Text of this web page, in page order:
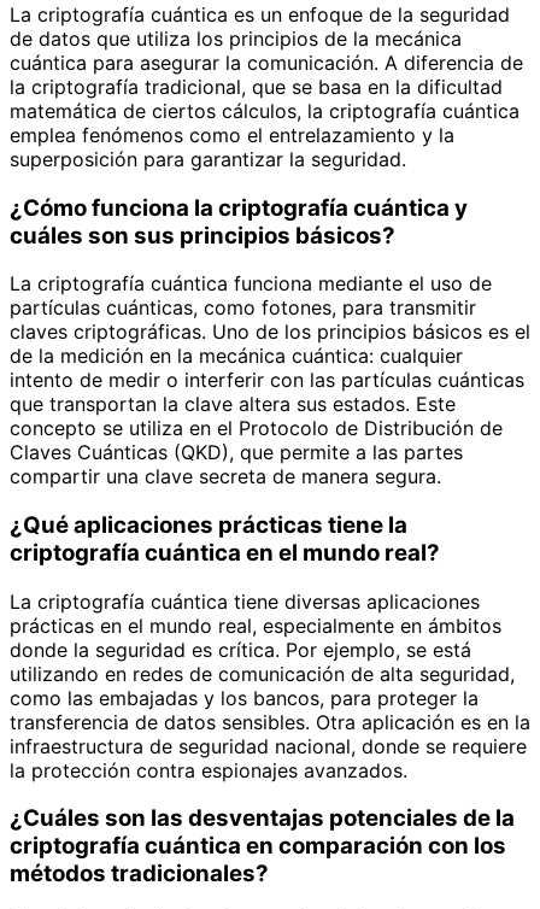
La criptografía cuántica es un enfoque de la seguridad
de datos que utiliza los principios de la mecánica
cuántica para asegurar la comunicación. A diferencia de
la criptografía tradicional, que se basa en la dificultad
matemática de ciertos cálculos, la criptografía cuántica
emplea fenómenos como el entrelazamiento y la
superposición para garantizar la seguridad.
¿Cómo funciona la criptografía cuántica y
cuáles son sus principios básicos?
La criptografía cuántica funciona mediante el uso de
partículas cuánticas, como fotones, para transmitir
claves criptográficas. Uno de los principios básicos es el
de la medición en la mecánica cuántica: cualquier
intento de medir o interferir con las partículas cuánticas
que transportan la clave altera sus estados. Este
concepto se utiliza en el Protocolo de Distribución de
Claves Cuánticas (QKD), que permite a las partes
compartir una clave secreta de manera segura.
¿Qué aplicaciones prácticas tiene la
criptografía cuántica en el mundo real?
La criptografía cuántica tiene diversas aplicaciones
prácticas en el mundo real, especialmente en ámbitos
donde la seguridad es crítica. Por ejemplo, se está
utilizando en redes de comunicación de alta seguridad,
como las embajadas y los bancos, para proteger la
transferencia de datos sensibles. Otra aplicación es en la
infraestructura de seguridad nacional, donde se requiere
la protección contra espionajes avanzados.
¿Cuáles son las desventajas potenciales de la
criptografía cuántica en comparación con los
métodos tradicionales?